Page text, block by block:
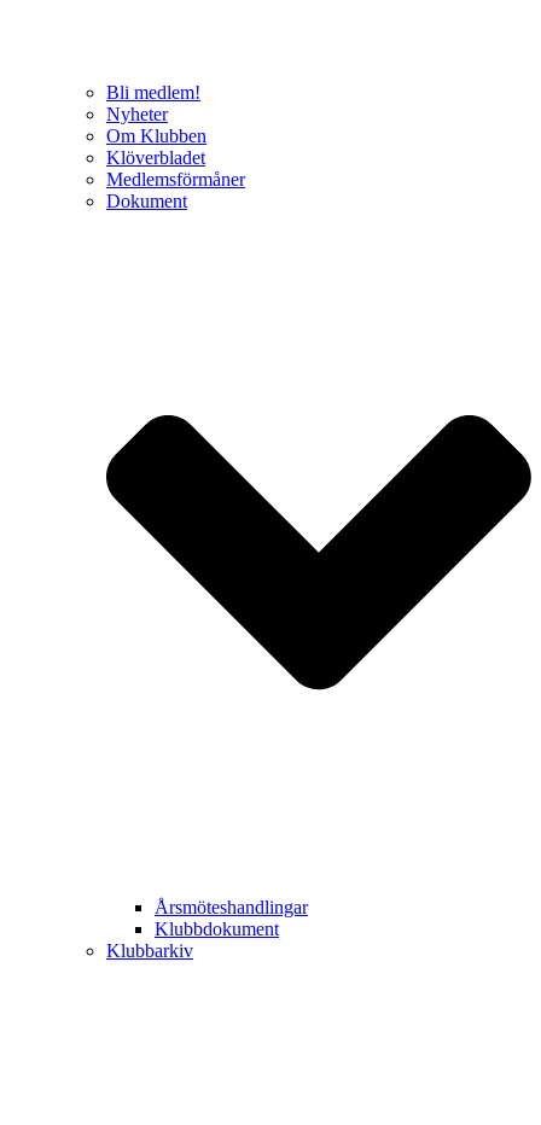
Bli medlem!
Nyheter
Om Klubben
Klöverbladet
Medlemsförmåner
Dokument
Årsmöteshandlingar
Klubbdokument
Klubbarkiv